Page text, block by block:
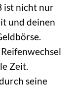
ist nicht nur
und deinen
Zeit.
seine